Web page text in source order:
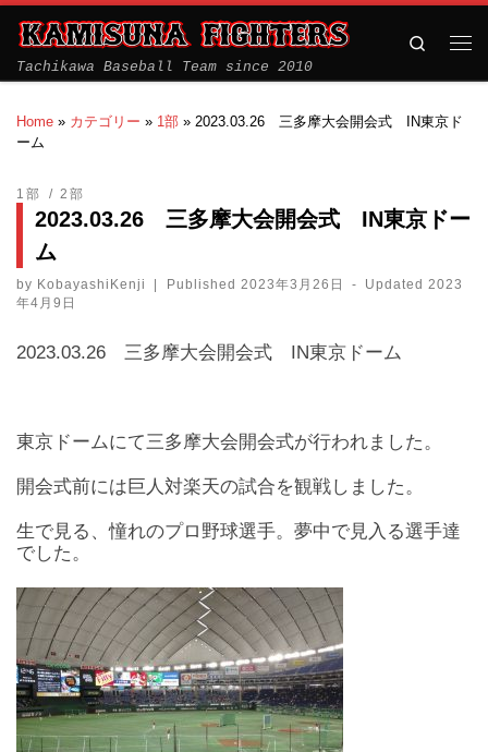
Tachikawa Baseball Team since 2010
Search
Home » カテゴリー » 1部 » 2023.03.26 三多摩大会開会式 IN東京ド
ーム
1部 2部
2023.03.26 三多摩大会開会式 IN東京ドー
ム
by KobayashiKenji Published 2023年3月26日 - Updated 2023
年4月9日
2023.03.26 三多摩大会開会式 IN東京ドーム
東京ドームにて三多摩大会開会式が行われました。
開会式前には巨人対楽天の試合を観戦しました。
生で見る、憧れのプロ野球選手。夢中で見入る選手達
でした。